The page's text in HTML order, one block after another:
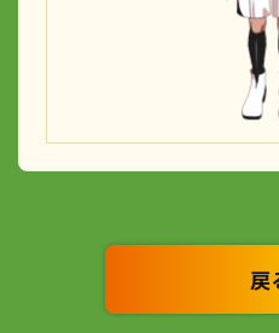
戻